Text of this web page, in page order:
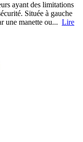
ayant des limitations
Située à gauche
une manette ou... Lire